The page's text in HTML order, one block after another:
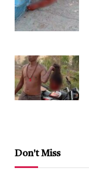
Don't Miss